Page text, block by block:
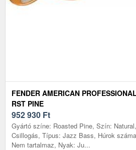
FENDER AMERICAN
RST PINE
952 930 Ft
Gyártó színe: Roasted Pine, Szín:
Csillogás, Típus: Jazz Bass, Húrok
Nem tartalmaz, Nyak: Ju...